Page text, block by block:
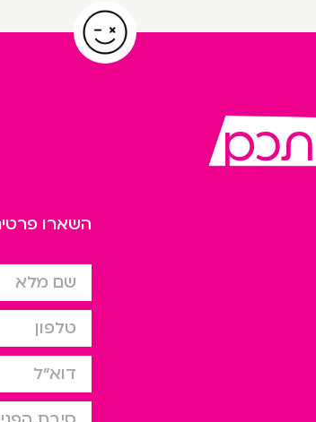
השארו
שם מלא
טלפון
דוא”ל
סיבת הפניה